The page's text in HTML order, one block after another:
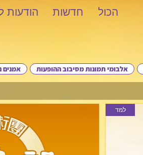
הכול חדשות הודעות
אלבומי תמונות מסיבוב ההופעות אמנים
למד